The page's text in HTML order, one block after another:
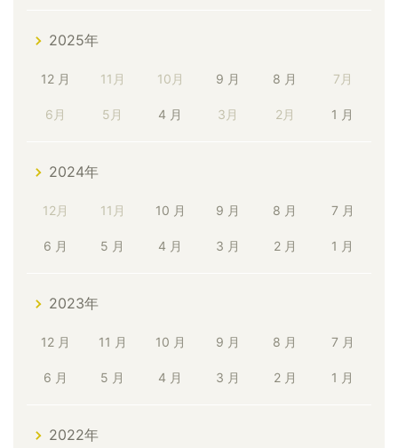
2025年
12 月 11月 10月 9 月 8 月 7月
6月 5月 4 月 3月 2月 1 月
2024年
12月 11月 10 月 9 月 8 月 7 月
6 月 5 月 4 月 3 月 2 月 1 月
2023年
12 月 11 月 10 月 9 月 8 月 7 月
6 月 5 月 4 月 3 月 2 月 1 月
2022年